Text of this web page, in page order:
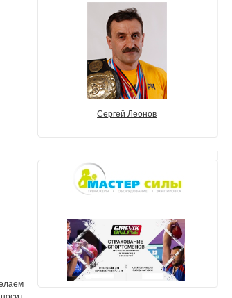
Сергей Леонов